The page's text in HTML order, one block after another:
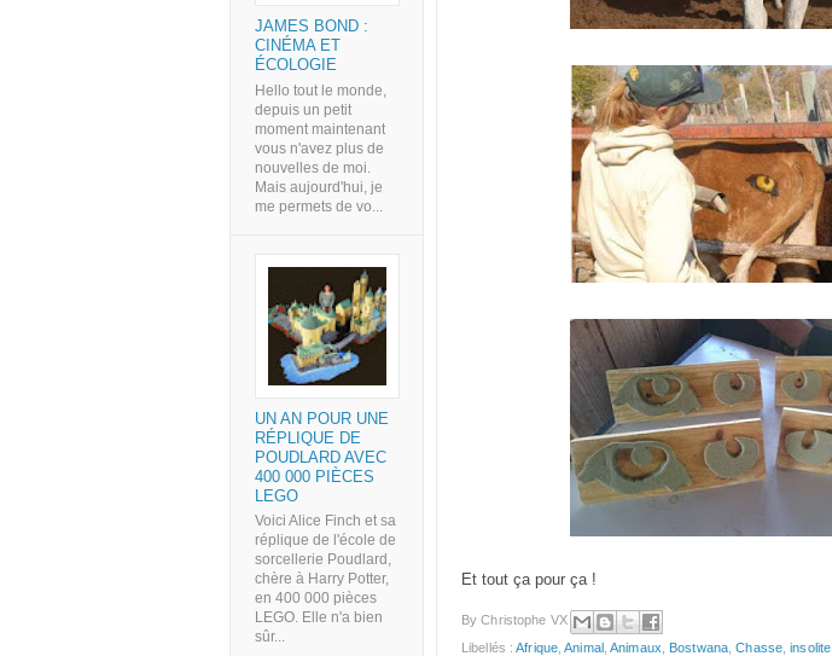
Et tout ça pour ça !
ByChristophe VX
Libellés :Afrique ,Animal,Animaux Bostwana ,Chasse,insolite
JAMES BOND :
CINÉMA ET
ÉCOLOGIE
Hello tout le monde,
depuis un petit
moment maintenant
vous n'avez plus de
nouvelles de moi.
Mais aujourd'hui, je
me permets de vo...
UN AN POUR UNE
RÉPLIQUE DE
POUDLARD AVEC
400 000 PIÈCES
LEGO
Voici Alice Finch et sa
réplique de l'école de
sorcellerie Poudlard,
chère à Harry Potter,
en 400 000 pièces
LEGO. Elle n'a bien
sûr...